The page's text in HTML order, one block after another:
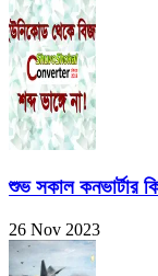
শুভ সকাল কনভার্টার
26 Nov 2023